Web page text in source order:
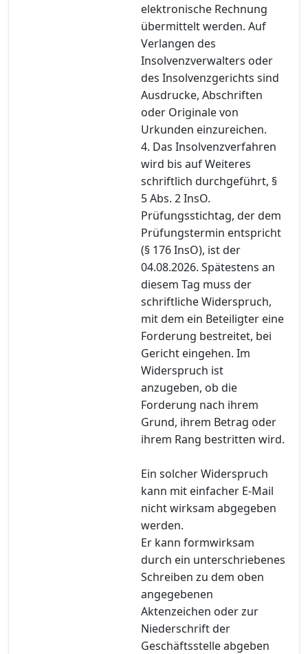
elektronische Rechnung
übermittelt werden. Auf
Verlangen des
Insolvenzverwalters oder
des Insolvenzgerichts sind
Ausdrucke, Abschriften
oder Originale von
Urkunden einzureichen.
4. Das Insolvenzverfahren
wird bis auf Weiteres
schriftlich durchgeführt, §
5 Abs. 2 InsO.
Prüfungsstichtag, der dem
Prüfungstermin entspricht
(§ 176 InsO), ist der
04.08.2026. Spätestens an
diesem Tag muss der
schriftliche Widerspruch,
mit dem ein Beteiligter eine
Forderung bestreitet, bei
Gericht eingehen. Im
Widerspruch ist
anzugeben, ob die
Forderung nach ihrem
Grund, ihrem Betrag oder
ihrem Rang bestritten wird.
Ein solcher Widerspruch
kann mit einfacher E-Mail
nicht wirksam abgegeben
werden.
Er kann formwirksam
durch ein unterschriebenes
Schreiben zu dem oben
angegebenen
Aktenzeichen oder zur
Niederschrift der
Geschäftsstelle abgeben